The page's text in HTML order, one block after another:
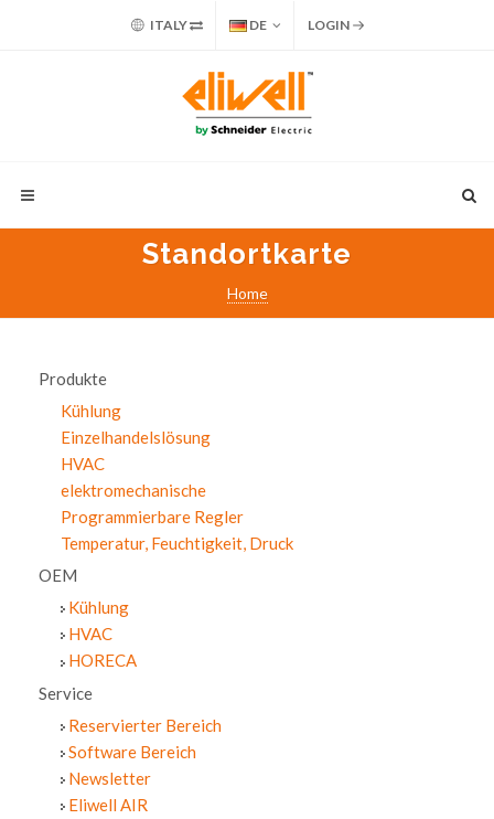
ITALY DE LOGIN
Standortkarte
Home
Produkte
Kühlung
Einzelhandelslösung
HVAC
elektromechanische
Programmierbare Regler
Temperatur, Feuchtigkeit, Druck
OEM
Kühlung
HVAC
HORECA
Service
Reservierter Bereich
Software Bereich
Newsletter
Eliwell AIR